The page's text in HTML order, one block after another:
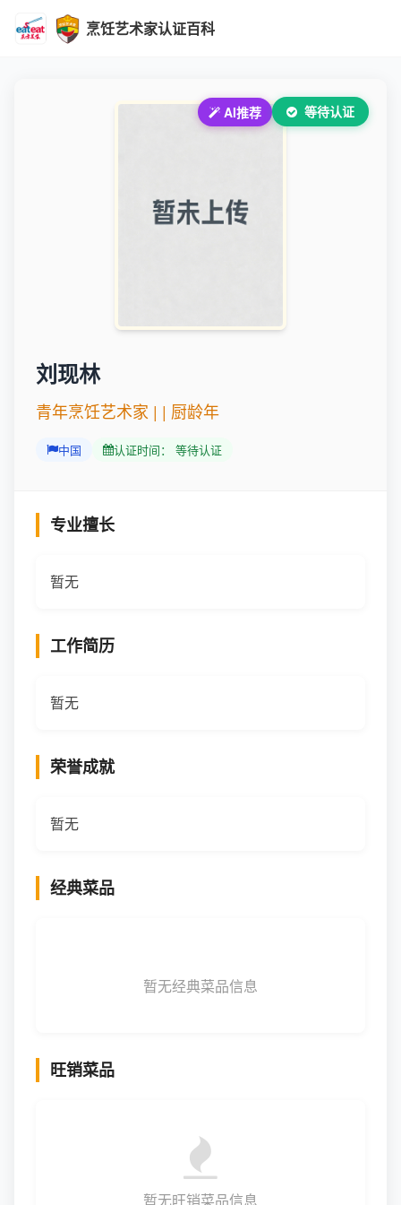
烹饪艺术家认证百科
AI推荐 等待认证
刘现林
青年烹饪艺术家 | | 厨龄年
中国 认证时间： 等待认证
专业擅长
暂无
工作简历
暂无
荣誉成就
暂无
经典菜品
暂无经典菜品信息
旺销菜品
暂无旺销菜品信息